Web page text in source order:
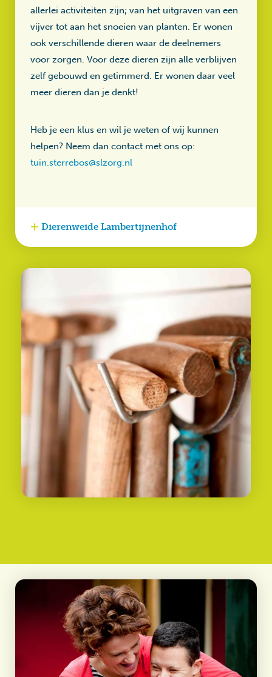
allerlei activiteiten zijn; van het uitgraven van een
vijver tot aan het snoeien van planten. Er wonen
ook verschillende dieren waar de deelnemers
voor zorgen. Voor deze dieren zijn alle verblijven
zelf gebouwd en getimmerd. Er wonen daar veel
meer dieren dan je denkt!
Heb je een klus en wil je weten of wij kunnen
helpen? Neem dan contact met ons op:
tuin.sterrebos@slzorg.nl
Dierenweide Lambertijnenhof